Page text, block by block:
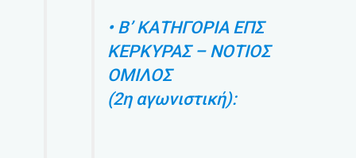
• Β’ ΚΑΤΗΓΟΡΙΑ ΕΠΣ
ΚΕΡΚΥΡΑΣ – ΝΟΤΙΟΣ
ΟΜΙΛΟΣ
(2η αγωνιστική):